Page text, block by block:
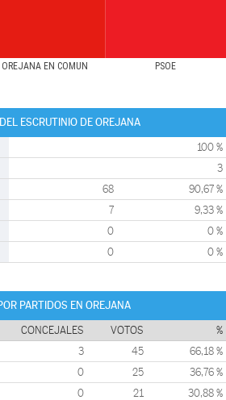
OREJANA EN COMUN PSOE
ESCRUTINIO DE OREJANA
100 %
3
68 90,67 %
7 9,33 %
0 0 %
0 0 %
PARTIDOS EN OREJANA
CONCEJALES VOTOS %
3 45 66,18 %
0 25 36,76 %
0 21 30,88 %